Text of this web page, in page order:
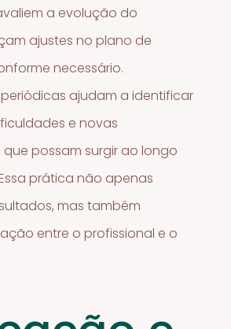
a evolução do
ajustes no plano de
necessário.
ajudam a identificar
e novas
possam surgir ao longo
prática não apenas
mas também
entre o profissional e o